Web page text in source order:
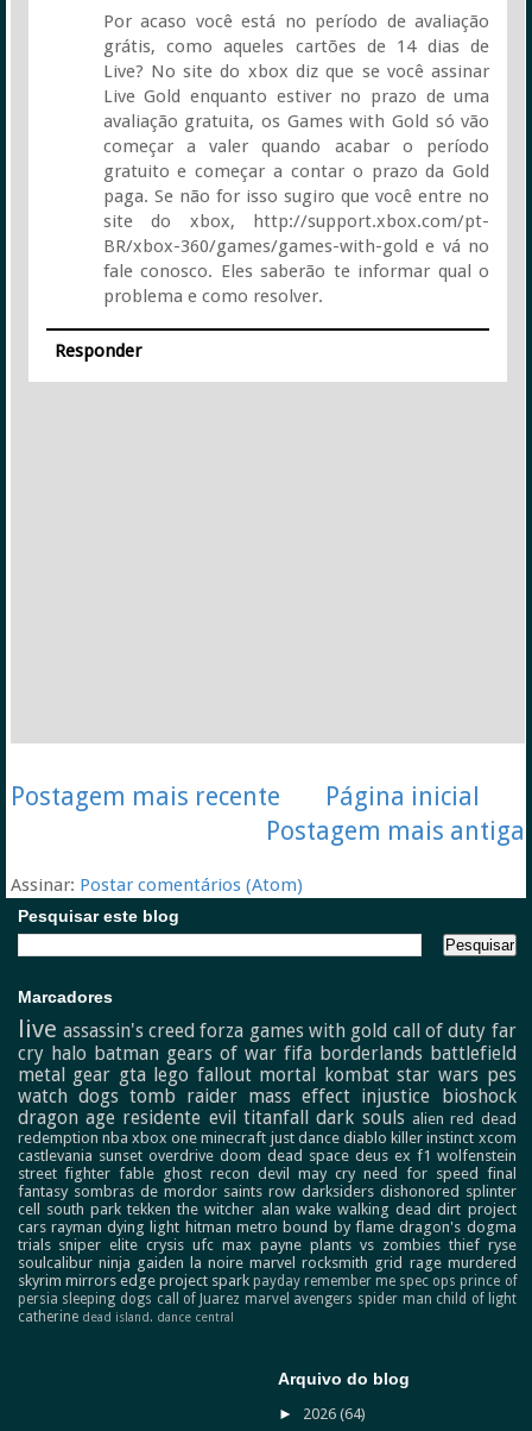
Por acaso você está no período de avaliação
grátis, como aqueles cartões de 14 dias de
Live? No site do xbox diz que se você assinar
Live Gold enquanto estiver no prazo de uma
avaliação gratuita, os Games with Gold só vão
começar a valer quando acabar o período
gratuito e começar a contar o prazo da Gold
paga. Se não for isso sugiro que você entre no
site do xbox, http://support.xbox.com/pt-
BR/xbox-360/games/games-with-gold e vá no
fale conosco. Eles saberão te informar qual o
problema e como resolver.
Responder
Postagem mais recente
Postagem mais antiga
Página inicial
Assinar: Postar comentários (Atom)
Pesquisar este blog
Marcadores
live assassin's creed forza games with gold call of duty far
cry halo batman gears of war fifa borderlands battlefield
metal gear gta lego fallout mortal kombat star wars pes
watch dogs tomb raider mass effect injustice
bioshock
dragon age residente evil titanfall dark souls alien red dead
redemption nba xbox one minecraft just dance diablo killer instinct xcom
castlevania sunset overdrive doom dead space deus ex f1 wolfenstein
street fighter fable ghost recon devil may cry need for speed final
fantasy sombras de mordor saints row darksiders dishonored splinter
cell
south park tekken the witcher alan wake walking dead dirt project
cars rayman dying light hitman metro bound by flame dragon's dogma
trials sniper elite crysis ufc max payne plants vs zombies thief ryse
soulcalibur ninja gaiden la noire marvel rocksmith grid rage murdered
skyrim mirrors edge project spark payday remember me spec ops prince of
persia sleeping dogs call of Juarez marvel avengers spider man child of light
catherine dead island. dance central
Arquivo do blog
► 2026 (64)